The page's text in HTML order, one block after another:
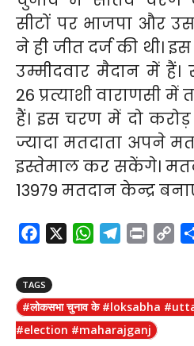
सीटों पर भाजपा और
ने ही जीत दर्ज की थी।
उम्मीदवार मैदान में हैं।
26 प्रत्याशी वाराणसी
हैं। इस चरण में दो
ज्यादा मतदाता अपने
इस्तेमाल कर सकेंगे।
13979 मतदान केन्द्र
c
e
b
o
W
t
s
A
e
g
r
n
t
y
L
TAGS
#लोकसभा चुनाव के #loksabha
#election #maharajganj